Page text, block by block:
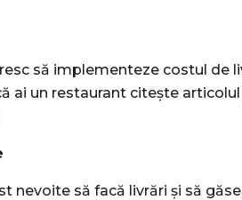
să implementeze costul de
ai un restaurant citește articolul
nevoite să facă livrări și să